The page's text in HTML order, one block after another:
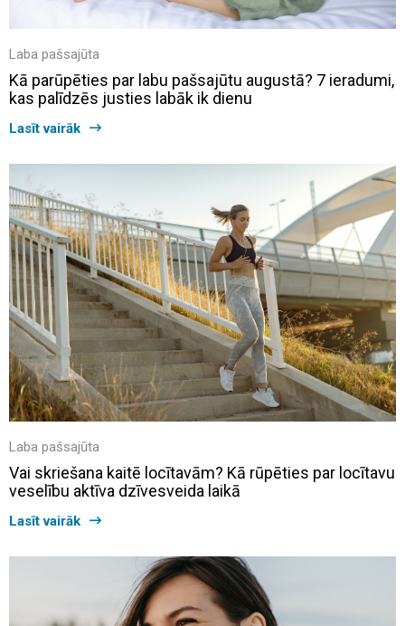
Laba pašsajūta
Kā parūpēties par labu pašsajūtu augustā? 7 ieradumi,
kas palīdzēs justies labāk ik dienu
Lasīt vairāk
Laba pašsajūta
Vai skriešana kaitē locītavām? Kā rūpēties par locītavu
veselību aktīva dzīvesveida laikā
Lasīt vairāk